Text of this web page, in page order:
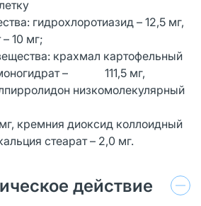
гидрохлоротиазид – 12,5 мг,
10 мг;
крахмал картофельный
моногидрат – 111,5 мг,
низкомолекулярный
кремния диоксид коллоидный
стеарат – 2,0 мг.
действие